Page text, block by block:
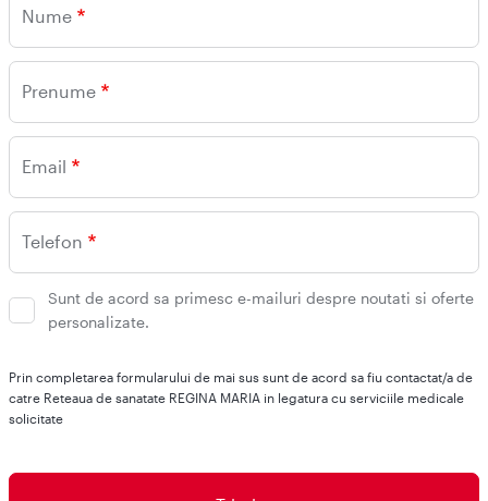
Nume
Prenume
Email
Telefon
Sunt de acord sa primesc e-mailuri despre noutati si oferte
personalizate.
Prin completarea formularului de mai sus sunt de acord sa fiu contactat/a de
catre Reteaua de sanatate REGINA MARIA in legatura cu serviciile medicale
solicitate